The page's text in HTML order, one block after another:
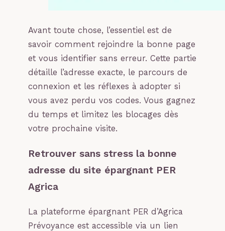
Avant toute chose, l’essentiel est de
savoir comment rejoindre la bonne page
et vous identifier sans erreur. Cette partie
détaille l’adresse exacte, le parcours de
connexion et les réflexes à adopter si
vous avez perdu vos codes. Vous gagnez
du temps et limitez les blocages dès
votre prochaine visite.
Retrouver sans stress la bonne
adresse du site épargnant PER
Agrica
La plateforme épargnant PER d’Agrica
Prévoyance est accessible via un lien